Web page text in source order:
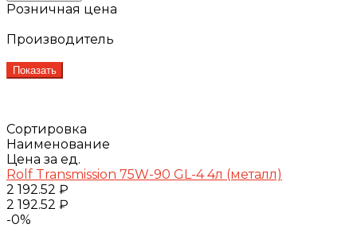
Розничная цена
Производитель
Показать
Сортировка
Наименование
Цена за ед.
Rolf Transmission 75W-90 GL-4 4л (металл)
2 192.52 ₽
2 192.52 ₽
-0%